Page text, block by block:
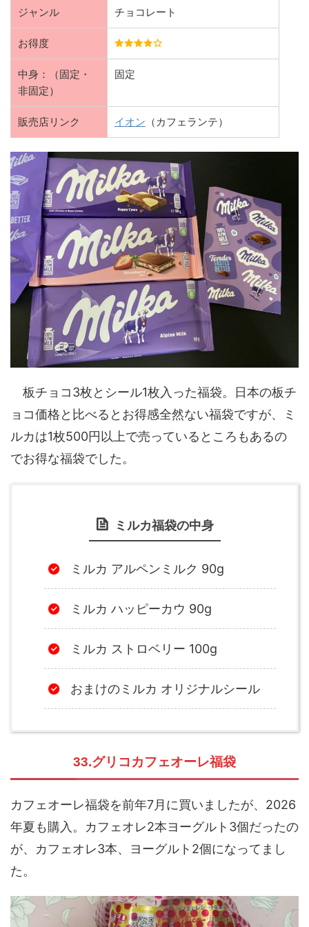
ジャンル チョコレート
お得度
中身：（固定・
非固定）
固定
販売店リンク イオン （カフェランテ）
板チョコ3枚とシール1枚入った福袋。日本の板チ
ョコ価格と比べるとお得感全然ない福袋ですが、ミ
ルカは1枚500円以上で売っているところもあるの
でお得な福袋でした。
ミルカ福袋の中身
ミルカ アルペンミルク 90g
ミルカ ハッピーカウ 90g
ミルカ ストロベリー 100g
おまけのミルカ オリジナルシール
33.グリコカフェオーレ福袋
カフェオーレ福袋を前年7月に買いましたが、2026
年夏も購入。カフェオレ2本ヨーグルト3個だったの
が、カフェオレ3本、ヨーグルト2個になってまし
た。